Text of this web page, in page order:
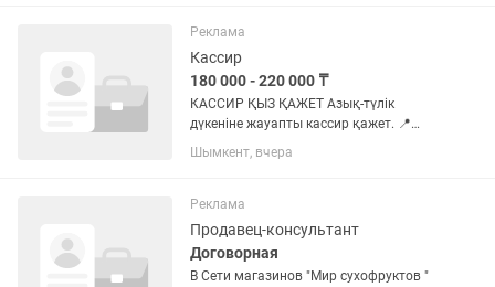
товарооборотом и выкладкой...
Реклама
Кассир
180 000 - 220 000 ₸
КАССИР ҚЫЗ ҚАЖЕТ Азық-түлік
дүкеніне жауапты кассир қажет. 📍
Талаптары: – 22–35 жас аралығы –
Ұқыпты, жауапты, шапшаң –
Кешікпеу, тәртіп сақтау 📍 Міндеттері:
–...
Шымкент, вчера
Реклама
Продавец-консультант
Договорная
В Сети магазинов "Мир сухофруктов "